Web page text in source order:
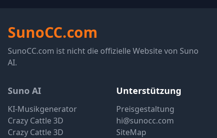
SunoCC.com
SunoCC.com ist nicht die offizielle Website von Suno
AI.
Suno AI
KI-Musikgenerator
Crazy Cattle 3D
Crazy Cattle 3D
Unterstützung
Preisgestaltung
hi@sunocc.com
SiteMap